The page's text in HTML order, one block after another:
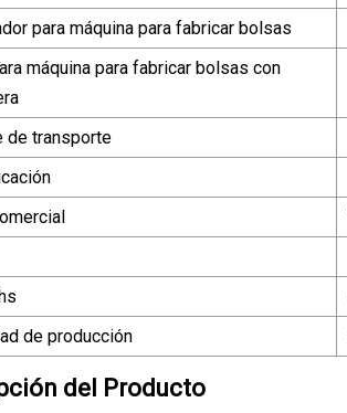
para máquina para fabricar bolsas
máquina para fabricar bolsas con
de transporte
de producción
del Producto